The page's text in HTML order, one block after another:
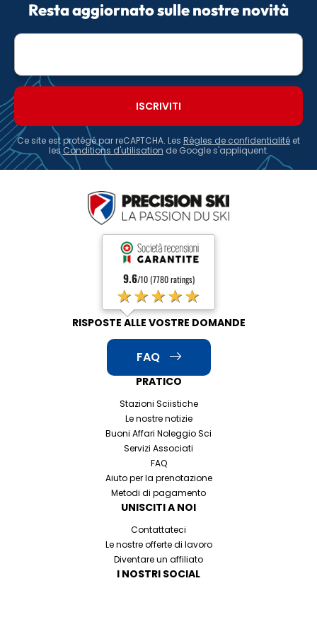
Resta aggiornato sulle nostre novità
E-
Ce site est protégé par reCAPTCHA. Les Règles de confidentialité et
les Conditions d'utilisation de Google s'appliquent.
9.6/10 (7780 ratings)
★★★★★
PRATICO
Stazioni Sciistiche
Le nostre notizie
Buoni Affari Noleggio Sci
Servizi Associati
FAQ
Aiuto per la prenotazione
Metodi di pagamento
UNISCITI A NOI
Contattateci
Le nostre offerte di lavoro
Diventare un affiliato
I NOSTRI SOCIAL
RISPOSTE ALLE VOSTRE DOMANDE
FAQ